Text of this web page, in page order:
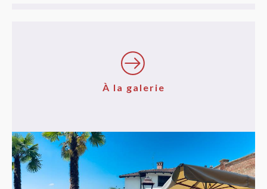
À la galerie